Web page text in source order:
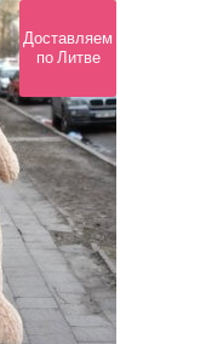
Доставляем
по Литве